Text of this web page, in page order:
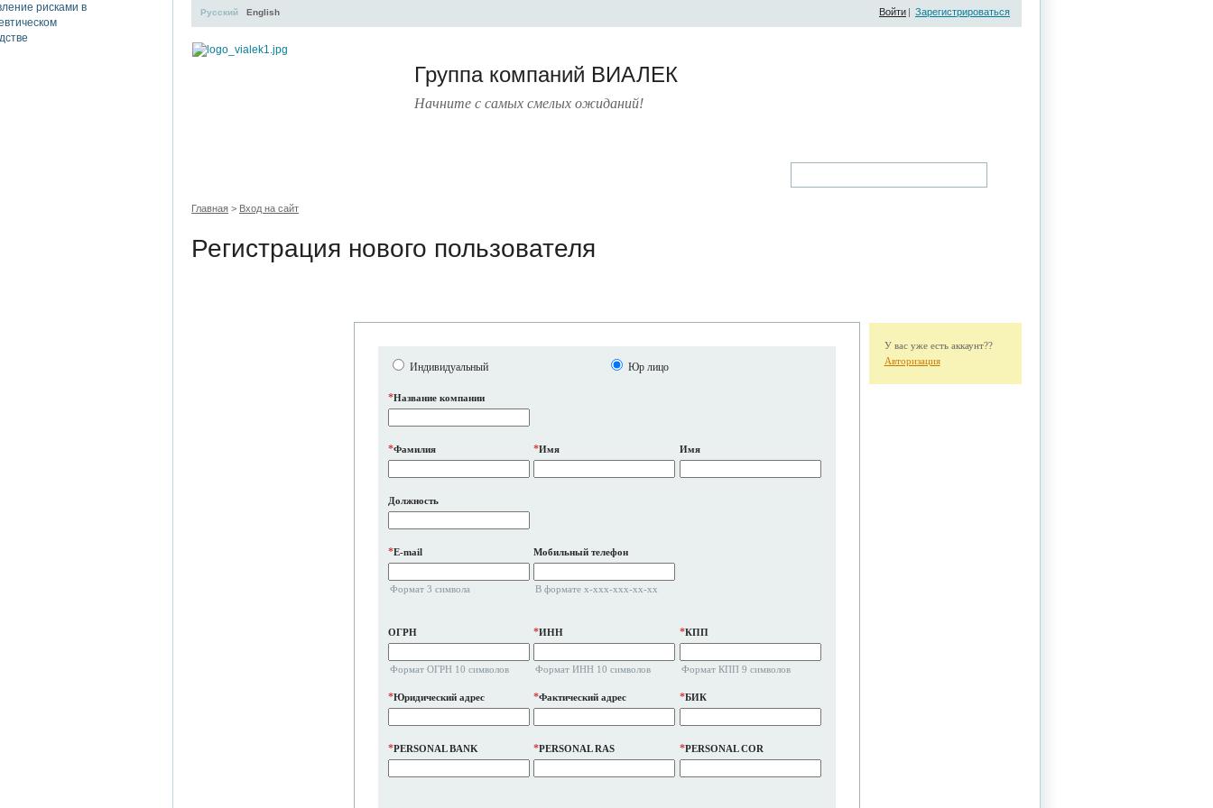
Группа компаний ВИАЛЕК
Начните с самых смелых ожиданий!
Русский English Войти | Зарегистрироваться
Главная > Вход на сайт
Регистрация нового пользователя
Индивидуальный Юр лицо
*Название компании
*Фамилия *Имя Имя
Должность
*E-mail
Формат 3 символа
Мобильный телефон
В формате x-xxx-xxx-xx-xx
ОГРН
Формат ОГРН 10 символов
*ИНН
Формат ИНН 10 символов
*КПП
Формат КПП 9 символов
*Юридический адрес *Фактический адрес *БИК
*PERSONAL BANK *PERSONAL RAS *PERSONAL COR
У вас уже есть аккаунт??
Авторизация